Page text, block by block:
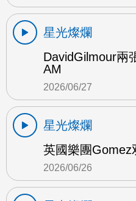
星光燦爛
DavidGilmour兩
AM
2026/06/27
星光燦爛
英國樂團Gomez
2026/06/26